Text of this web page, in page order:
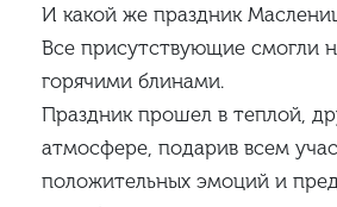
И какой же праздник
Все присутствующие смогли
горячими блинами.
Праздник прошел в теплой,
атмосфере, подарив всем
положительных эмоций и